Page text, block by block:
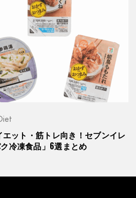
エット・筋トレ向き！セブンイレ
冷凍食品」6選まとめ